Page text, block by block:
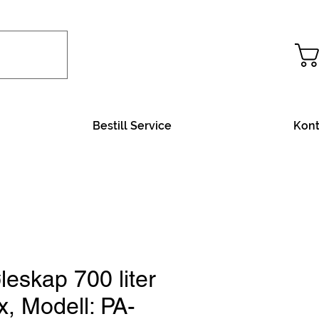
Bestill Service
700 liter
Modell: PA-